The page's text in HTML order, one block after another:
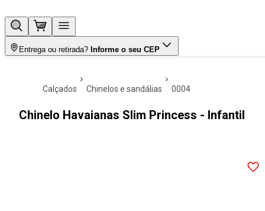
Entrega ou retirada? Informe o seu CEP
calçados chinelos e sandálias 0004
Chinelo Havaianas Slim Princess - Infantil